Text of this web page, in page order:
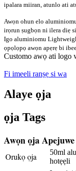
ipalara miiran, atunlo ati
Awọn ohun elo
irọrun ṣugbọn ni ilera diẹ
Igo aluminiomu
ọpọlọpọ awọn apẹrẹ bi
Customo awọ ati logo
Fi imeeli ranṣẹ si wa
Alaye ọja
ọja Tags
Awọn ọja Apejuwe
Orukọ ọja
50ml
hotẹẹli